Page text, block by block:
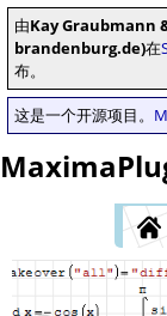
由Kay Graubmann
brandenburg.de)在
布。
这是一个开源项目。